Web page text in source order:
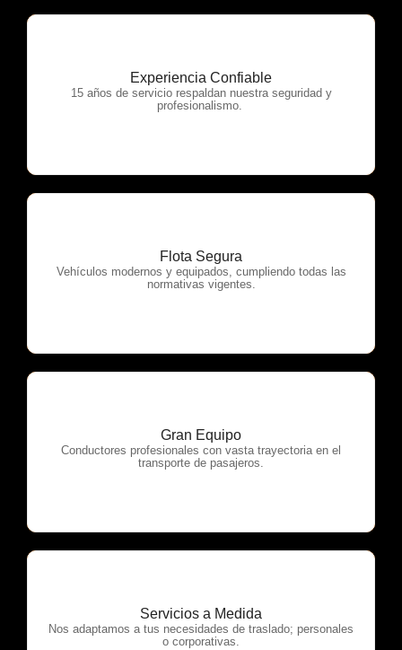
Experiencia Confiable
15 años de servicio respaldan nuestra seguridad y
profesionalismo.
OTP Servicios
Flota Segura
Vehículos modernos y equipados, cumpliendo todas las
normativas vigentes.
OTP Servicios
Gran Equipo
Conductores profesionales con vasta trayectoria en el
transporte de pasajeros.
OTP Servicios
Servicios a Medida
Nos adaptamos a tus necesidades de traslado; personales
o corporativas.
OTP Servicios